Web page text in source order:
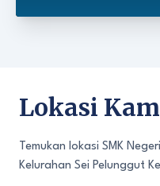
Lokasi
Temukan lokasi SMK
Kelurahan Sei Pelunggut